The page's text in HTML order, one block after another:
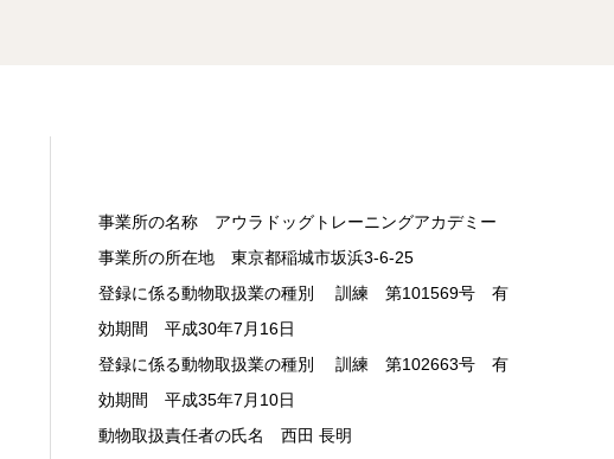
事業所の名称 アウラドッグトレーニングアカデミー
事業所の所在地 東京都稲城市坂浜3-6-25
登録に係る動物取扱業の種別 訓練 第101569号 有
効期間 平成30年7月16日
登録に係る動物取扱業の種別 訓練 第102663号 有
効期間 平成35年7月10日
動物取扱責任者の氏名 西田 長明